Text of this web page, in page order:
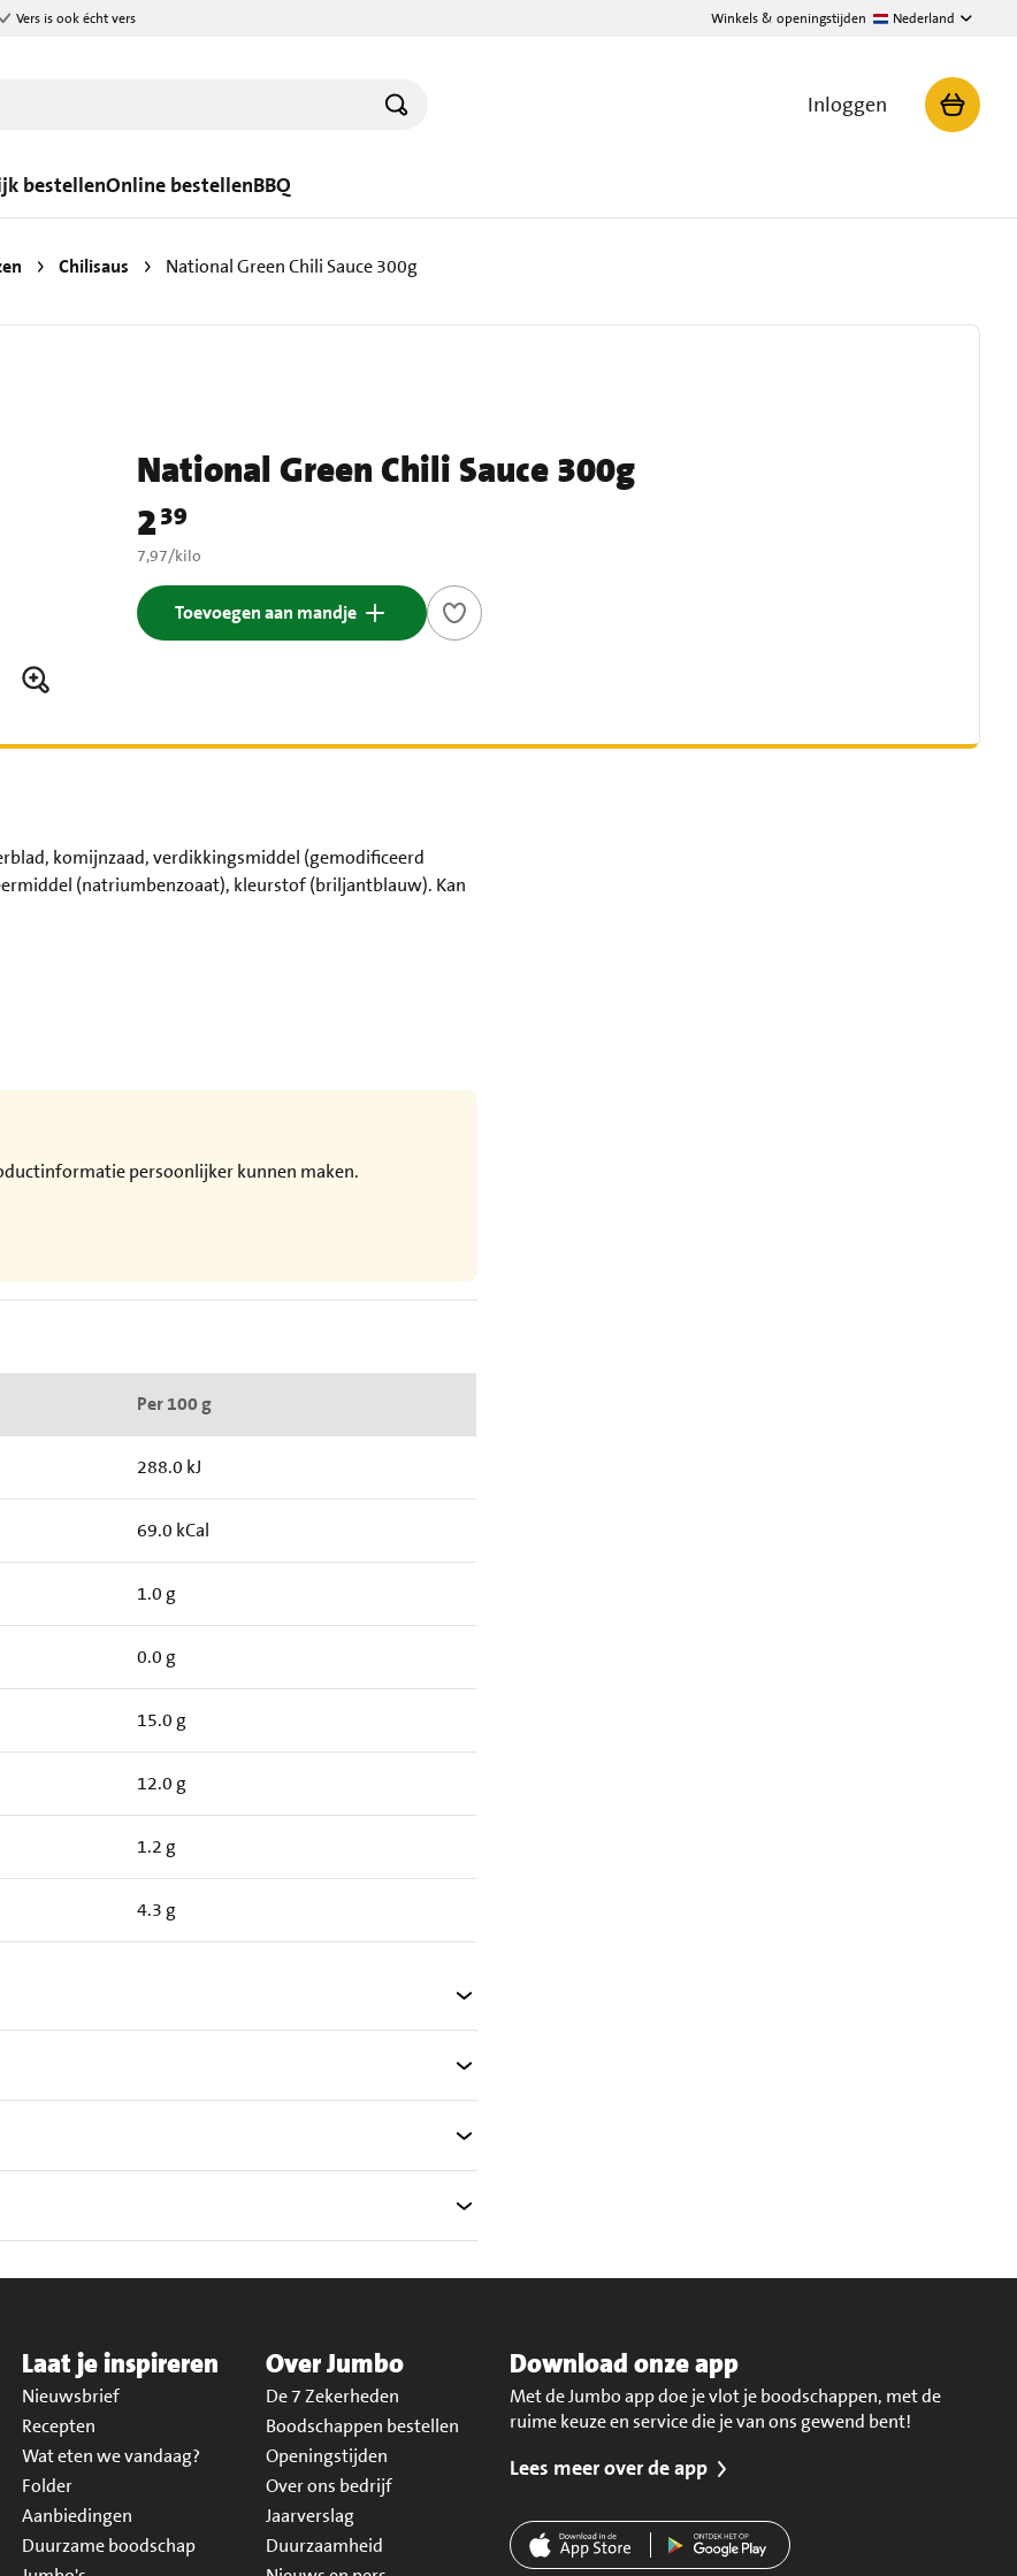
Vers is ook écht vers Winkels & openingstijden Nederland
Inloggen
bestellenOnline bestellenBBQ
Chilisaus National Green Chili Sauce 300g
National Green Chili Sauce 300g
Prijs: € 2,39
239
€ 7,97 per kilo
7,97/kilo
Toevoegen aan mandje
komijnzaad, verdikkingsmiddel (gemodificeerd
(natriumbenzoaat), kleurstof (briljantblauw). Kan
persoonlijker kunnen maken.
Per 100 g
288.0 kJ
69.0 kCal
1.0 g
0.0 g
15.0 g
12.0 g
1.2 g
4.3 g
Laat je inspireren
Nieuwsbrief
Recepten
Wat eten we vandaag?
Folder
Aanbiedingen
Duurzame boodschap
Over Jumbo
De 7 Zekerheden
Boodschappen bestellen
Openingstijden
Over ons bedrijf
Jaarverslag
Duurzaamheid
Download onze app
Met de Jumbo app doe je vlot je boodschappen, met de
ruime keuze en service die je van ons gewend bent!
Lees meer over de app